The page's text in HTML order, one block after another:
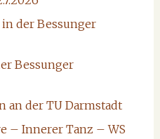
der Bessunger
Bessunger
an der TU Darmstadt
– Innerer Tanz – WS